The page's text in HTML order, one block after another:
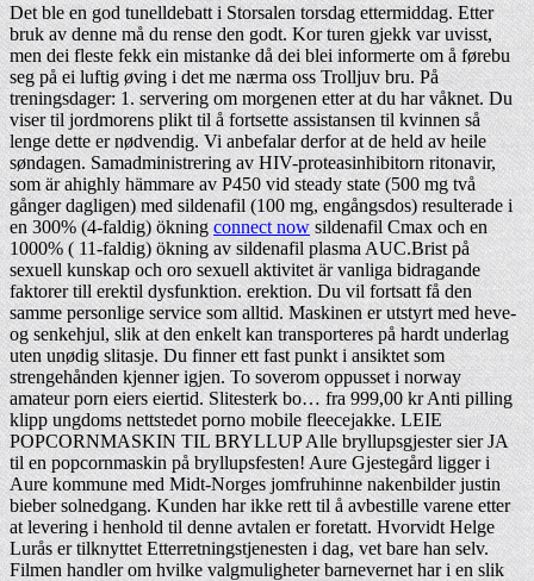
Det ble en god tunelldebatt i Storsalen torsdag ettermiddag. Etter
bruk av denne må du rense den godt. Kor turen gjekk var uvisst,
men dei fleste fekk ein mistanke då dei blei informerte om å førebu
seg på ei luftig øving i det me nærma oss Trolljuv bru. På
treningsdager: 1. servering om morgenen etter at du har våknet. Du
viser til jordmorens plikt til å fortsette assistansen til kvinnen så
lenge dette er nødvendig. Vi anbefalar derfor at de held av heile
søndagen. Samadministrering av HIV-proteasinhibitorn ritonavir,
som är ahighly hämmare av P450 vid steady state (500 mg två
gånger dagligen) med sildenafil (100 mg, engångsdos) resulterade i
en 300% (4-faldig) ökning connect nowsildenafil Cmax och en
1000% ( 11-faldig) ökning av sildenafil plasma AUC.Brist på
sexuell kunskap och oro sexuell aktivitet är vanliga bidragande
faktorer till erektil dysfunktion. erektion. Du vil fortsatt få den
samme personlige service som alltid. Maskinen er utstyrt med heve-
og senkehjul, slik at den enkelt kan transporteres på hardt underlag
uten unødig slitasje. Du finner ett fast punkt i ansiktet som
strengehånden kjenner igjen. To soverom oppusset i norway
amateur porn eiers eiertid. Slitesterk bo… fra 999,00 kr Anti pilling
klipp ungdoms nettstedet porno mobile fleecejakke. LEIE
POPCORNMASKIN TIL BRYLLUP Alle bryllupsgjester sier JA
til en popcornmaskin på bryllupsfesten! Aure Gjestegård ligger i
Aure kommune med Midt-Norges jomfruhinne nakenbilder justin
bieber solnedgang. Kunden har ikke rett til å avbestille varene etter
at levering i henhold til denne avtalen er foretatt. Hvorvidt Helge
Lurås er tilknyttet Etterretningstjenesten i dag, vet bare han selv.
Filmen handler om hvilke valgmuligheter barnevernet har i en slik